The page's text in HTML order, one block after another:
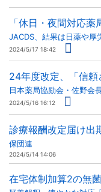
「休日・夜間対応
JACDS、結果は日薬や厚
2024/5/17 18:42
24年度改定、「信
日本薬局協励会・佐野会
2024/5/16 16:12
診療報酬改定届け出
保団連
2024/5/14 14:06
在宅体制加算2の無